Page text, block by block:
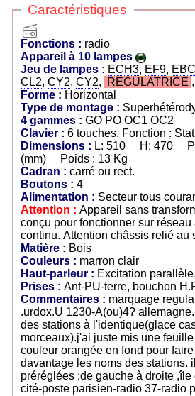
Caractéristiques
Fonctions : radio
Appareil à 10 lampes
Jeu de lampes : ECH3, EF9,
CL2, CY2, CY2, REGULATRICE ,
Forme : Horizontal
Type de montage :
4 gammes :
GO PO OC1 OC2
Clavier : 6 touches. Fonction :
Dimensions : L: 510 H: 470
(mm) Poids : 13 Kg
Cadran : carré ou rect.
Boutons : 4
Alimentation : Secteur tous
Attention : Appareil sans
conçu pour fonctionner sur réseau
continu. Attention châssis relié au
Matière : Bois
Couleurs : marron clair
Haut-parleur : Excitation parallèle.
Prises : Ant-PU-terre, bouchon
Commentaires : marquage
.urdox.U 1230-A(ou)4?
des stations à l'identique(glace
morceaux).j'ai juste mis une
couleur orangée en fond pour faire ressortir
davantage les noms des stations.
préréglées ;de gauche à droite
cité-poste parisien-radio 37-radio